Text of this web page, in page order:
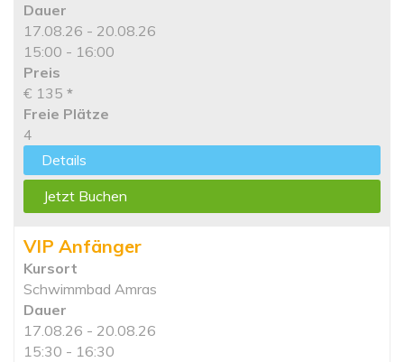
Dauer
17.08.26 - 20.08.26
15:00 - 16:00
Preis
€ 135 *
Freie Plätze
4
Details
Jetzt Buchen
VIP Anfänger
Kursort
Schwimmbad Amras
Dauer
17.08.26 - 20.08.26
15:30 - 16:30